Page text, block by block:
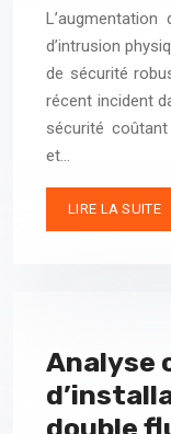
d’intrusion
de sécurité
récent incident
sécurité
et…
LIRE LA SUITE
Analyse
double